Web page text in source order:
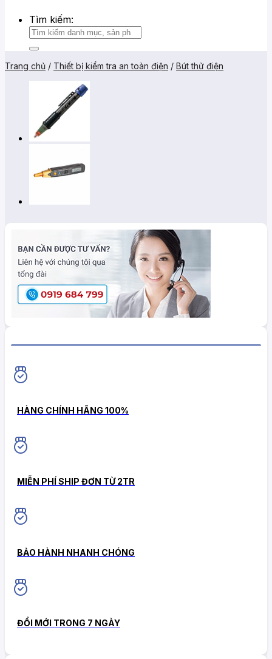
Tìm kiếm:
Trang chủ / Thiết bị kiểm tra an toàn điện / Bút thử điện
HÀNG CHÍNH HÃNG 100%
MIỄN PHÍ SHIP ĐƠN TỪ 2TR
BẢO HÀNH NHANH CHÓNG
ĐỔI MỚI TRONG 7 NGÀY